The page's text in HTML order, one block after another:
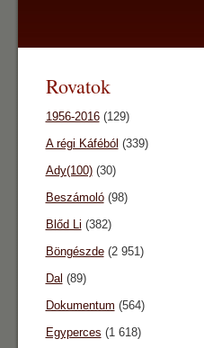
Rovatok
1956-2016(129)
A régi Káféból (339)
Ady(100)(30)
Beszámoló(98)
Blőd Li (382)
Böngészde(2 951)
Dal (89)
Dokumentum (564)
Egyperces (1 618)